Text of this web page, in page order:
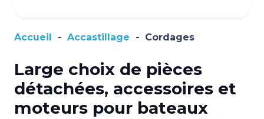
Accueil - Accastillage - Cordages
Large choix de pièces
détachées, accessoires et
moteurs pour bateaux